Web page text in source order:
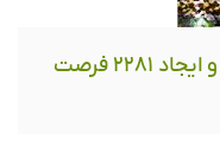
بهره‌برداری ١٨٣ طرح گردشگری و ایجاد ٢٢٨١ فرصت